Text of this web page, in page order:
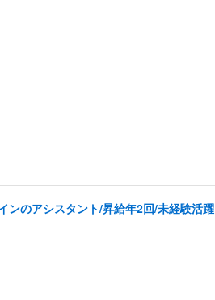
ンのアシスタント/昇給年2回/未経験活躍